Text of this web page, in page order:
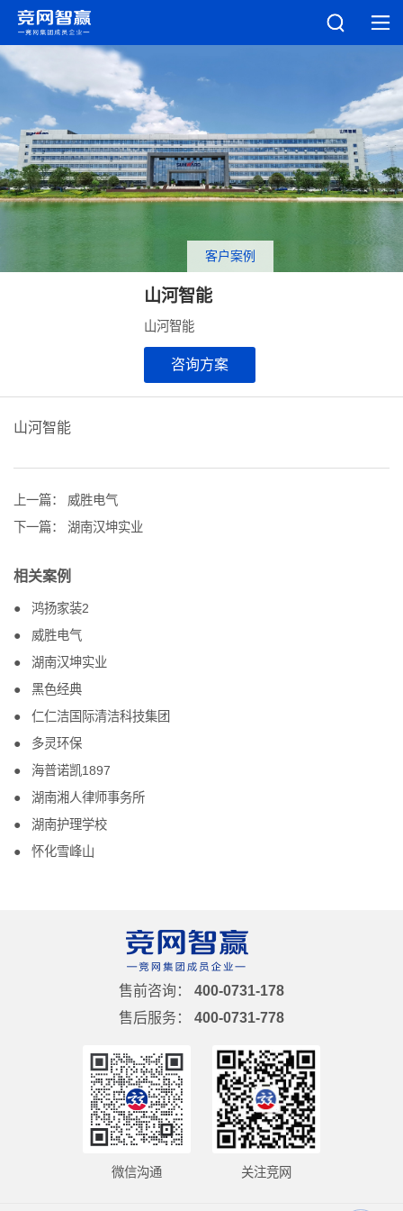
客户案例
山河智能
山河智能
咨询方案
山河智能
上一篇：
威胜电气
下一篇：
湖南汉坤实业
相关案例
鸿扬家装2
威胜电气
湖南汉坤实业
黑色经典
仁仁洁国际清洁科技集团
多灵环保
海普诺凯1897
湖南湘人律师事务所
湖南护理学校
怀化雪峰山
售前咨询：
400-0731-178
售后服务：
400-0731-778
微信沟通 关注竞网